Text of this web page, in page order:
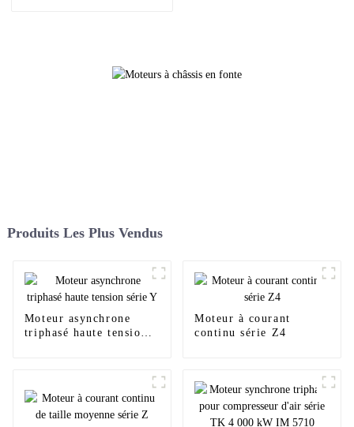
Produits Les Plus Vendus
Moteur asynchrone
triphasé haute tension
Moteur à courant
continu série Z4